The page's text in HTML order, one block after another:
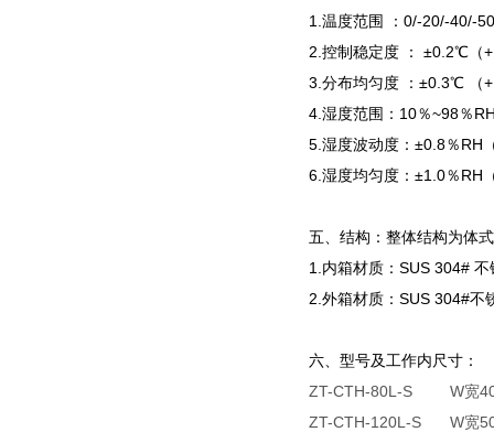
1.温度范围 ：0/-20/-40/-
2.控制稳定度 ： ±0.2℃
3.分布均匀度 ：±0.3℃
4.湿度范围：10％~98％
5.湿度波动度：±0.8％RH
6.湿度均匀度：±1.0％RH
五、结构：整体结构为体
1.内箱材质：SUS 304# 不
2.外箱材质：SUS 304#不
六、型号及工作内尺寸
ZT-CTH-80L-S W宽
ZT-CTH-120L-S W宽